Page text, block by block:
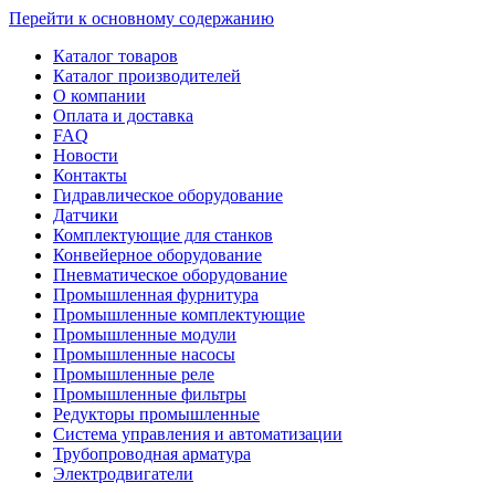
Перейти к основному содержанию
Каталог товаров
Каталог производителей
О компании
Оплата и доставка
FAQ
Новости
Контакты
Гидравлическое оборудование
Датчики
Комплектующие для станков
Конвейерное оборудование
Пневматическое оборудование
Промышленная фурнитура
Промышленные комплектующие
Промышленные модули
Промышленные насосы
Промышленные реле
Промышленные фильтры
Редукторы промышленные
Система управления и автоматизации
Трубопроводная арматура
Электродвигатели